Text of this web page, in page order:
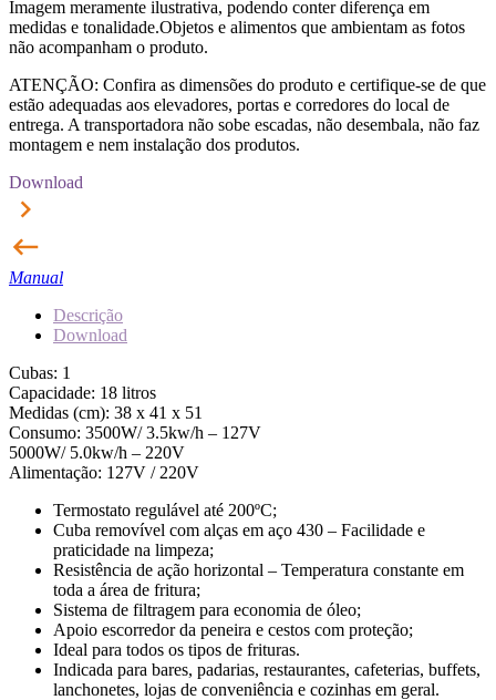
Imagem meramente ilustrativa, podendo conter diferença em
medidas e tonalidade.Objetos e alimentos que ambientam as fotos
não acompanham o produto.
ATENÇÃO: Confira as dimensões do produto e certifique-se de que
estão adequadas aos elevadores, portas e corredores do local de
entrega. A transportadora não sobe escadas, não desembala, não faz
montagem e nem instalação dos produtos.
Download
keyboard_arrow_right
keyboard_backspace
Manual
Descrição
Download
Cubas: 1
Capacidade: 18 litros
Medidas (cm): 38 x 41 x 51
Consumo: 3500W/ 3.5kw/h – 127V
5000W/ 5.0kw/h – 220V
Alimentação: 127V / 220V
Termostato regulável até 200ºC;
Cuba removível com alças em aço 430 – Facilidade e
praticidade na limpeza;
Resistência de ação horizontal – Temperatura constante em
toda a área de fritura;
Sistema de filtragem para economia de óleo;
Apoio escorredor da peneira e cestos com proteção;
Ideal para todos os tipos de frituras.
Indicada para bares, padarias, restaurantes, cafeterias, buffets,
lanchonetes, lojas de conveniência e cozinhas em geral.